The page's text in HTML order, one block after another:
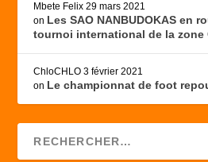
Mbete Felix 29 mars 2021
on Les SAO NANBUDOKAS en
tournoi international de la zone
ChloCHLO 3 février 2021
on Le championnat de foot